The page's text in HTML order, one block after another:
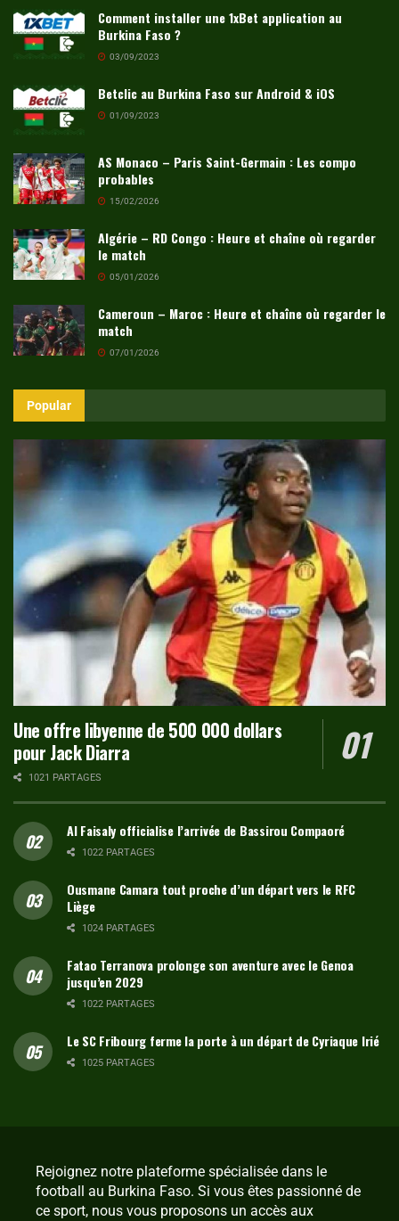
Comment installer une 1xBet application au
Burkina Faso ?
03/09/2023
Betclic au Burkina Faso sur Android & iOS
01/09/2023
AS Monaco – Paris Saint-Germain : Les compo
probables
15/02/2026
Algérie – RD Congo : Heure et chaîne où regarder
le match
05/01/2026
Cameroun – Maroc : Heure et chaîne où regarder le
match
07/01/2026
Popular
Une offre libyenne de 500 000 dollars
pour Jack Diarra
1021 PARTAGES
Al Faisaly officialise l’arrivée de Bassirou Compaoré
1022 PARTAGES
Ousmane Camara tout proche d’un départ vers le RFC
Liège
1024 PARTAGES
Fatao Terranova prolonge son aventure avec le Genoa
jusqu’en 2029
1022 PARTAGES
Le SC Fribourg ferme la porte à un départ de Cyriaque Irié
1025 PARTAGES
Rejoignez notre plateforme spécialisée dans le
football au Burkina Faso. Si vous êtes passionné de
ce sport, nous vous proposons un accès aux